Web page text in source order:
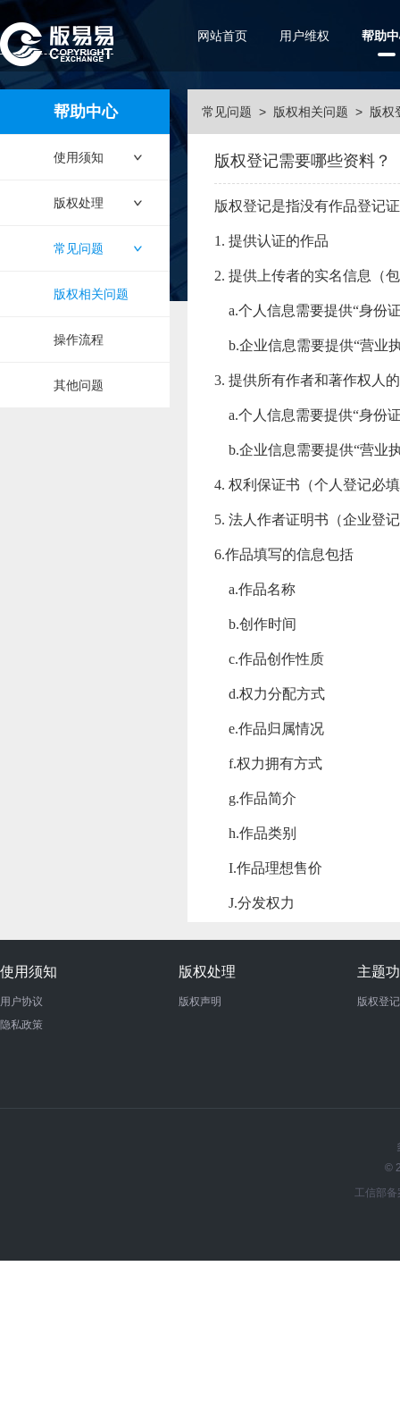
网站首页 用户维权 帮助
帮助中心
使用须知
版权处理
常见问题
版权相关问题
操作流程
其他问题
常见问题 > 版权相关问题 > 版权
版权登记需要哪些资料？
版权登记是指没有作品登记
1. 提供认证的作品
2. 提供上传者的实名信息（
a.个人信息需要提供“身份
b.企业信息需要提供“营业
3. 提供所有作者和著作权人
a.个人信息需要提供“身份
b.企业信息需要提供“营业
4. 权利保证书（个人登记必
5. 法人作者证明书（企业登
6.作品填写的信息包括
a.作品名称
b.创作时间
c.作品创作性质
d.权力分配方式
e.作品归属情况
f.权力拥有方式
g.作品简介
h.作品类别
I.作品理想售价
J.分发权力
使用须知
用户协议
隐私政策
版权处理
版权声明
主题
版权登
©
工信部